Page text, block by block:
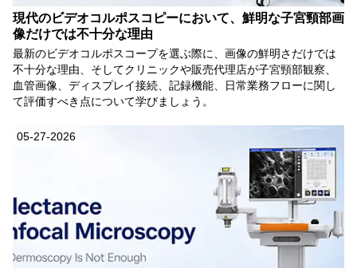
現代のビデオコルポスコピーにおいて、鮮明な子宮頸部画
像だけでは不十分な理由
最新のビデオコルポスコープを選ぶ際に、画像の鮮明さだけでは
不十分な理由、そしてクリニックや販売代理店が子宮頸部観察、
血管画像、ディスプレイ接続、記録機能、日常業務フローに関し
て評価すべき点について学びましょう。
05-27-2026